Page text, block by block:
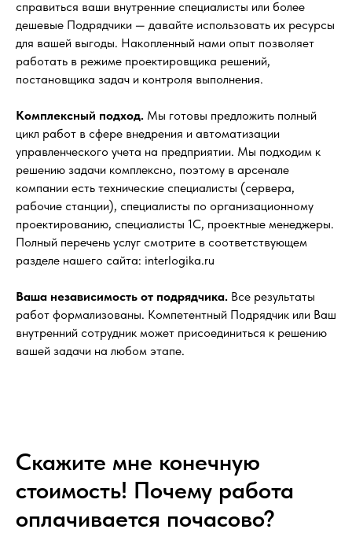
справиться ваши внутренние специалисты или более
дешевые Подрядчики — давайте использовать их ресурсы
для вашей выгоды. Накопленный нами опыт позволяет
работать в режиме проектировщика решений,
постановщика задач и контроля выполнения.
Комплексный подход. Мы готовы предложить полный
цикл работ в сфере внедрения и автоматизации
управленческого учета на предприятии. Мы подходим к
решению задачи комплексно, поэтому в арсенале
компании есть технические специалисты (сервера,
рабочие станции), специалисты по организационному
проектированию, специалисты 1С, проектные менеджеры.
Полный перечень услуг смотрите в соответствующем
разделе нашего сайта: interlogika.ru
Ваша независимость от подрядчика. Все результаты
работ формализованы. Компетентный Подрядчик или Ваш
внутренний сотрудник может присоединиться к решению
вашей задачи на любом этапе.
Скажите мне конечную
стоимость! Почему работа
оплачивается почасово?